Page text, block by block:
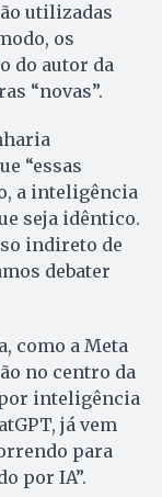
utilizadas
os
do autor da
“novas”.
“essas
a inteligência
seja idêntico.
indireto de
debater
como a Meta
no centro da
inteligência
já vem
para
por IA”.